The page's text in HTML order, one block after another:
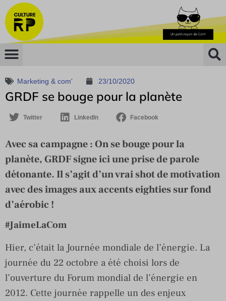
Marketing & com' 23/10/2020
GRDF se bouge pour la planète
Twitter LinkedIn Facebook
Avec sa campagne : On se bouge pour la
planète, GRDF signe ici une prise de parole
détonante. Il s’agit d’un vrai shot de motivation
avec des images aux accents eighties sur fond
d’aérobic !
#JaimeLaCom
Hier, c’était la Journée mondiale de l’énergie. La
journée du 22 octobre a été choisi lors de
l’ouverture du Forum mondial de l’énergie en
2012. Cette journée rappelle un des enjeux